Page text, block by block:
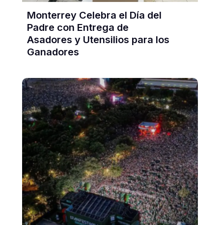
Monterrey Celebra el Día del
Padre con Entrega de
Asadores y Utensilios para los
Ganadores